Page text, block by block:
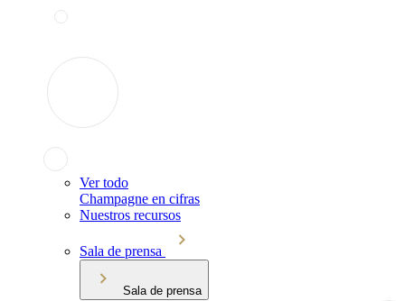
Ver todo
Champagne en cifras
Nuestros recursos
Sala de prensa
Sala de prensa